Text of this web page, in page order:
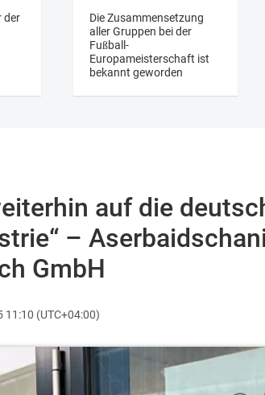
der
Die Zusammensetzung
aller Gruppen bei der
Fußball-
Europameisterschaft ist
bekannt geworden
auf die
–
GmbH
11:10 (UTC+04:00)